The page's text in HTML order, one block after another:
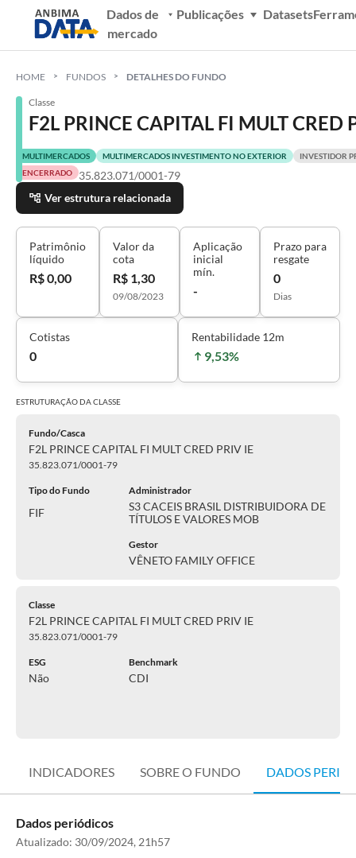
Dados de
mercado
Publicações Datasets
HOME FUNDOS DETALHES DO FUNDO
Classe
F2L PRINCE CAPITAL FI MULT CRED
MULTIMERCADOS MULTIMERCADOS INVESTIMENTO NO EXTERIOR
INVESTIDOR
ENCERRADO
35.823.071/0001-79
Ver estrutura relacionada
Patrimônio
líquido
R$ 0,00
Valor da
cota
R$ 1,30
09/08/2023
Aplicação
inicial
mín.
-
Prazo para
resgate
0
Dias
Cotistas
0
Rentabilidade 12m
9,53%
ESTRUTURAÇÃO DACLASSE
Fundo/Casca
F2L PRINCE CAPITAL FI MULT CRED PRIV IE
35.823.071/0001-79
Tipo do Fundo
FIF
Administrador
S3 CACEIS BRASIL DISTRIBUIDORA DE
TÍTULOS E VALORES MOB
Gestor
VÊNETO FAMILY OFFICE
Classe
F2L PRINCE CAPITAL FI MULT CRED PRIV IE
35.823.071/0001-79
ESG
Não
Benchmark
CDI
INDICADORES SOBRE O FUNDO DADOS
Dados periódicos
Atualizado: 30/09/2024, 21h57